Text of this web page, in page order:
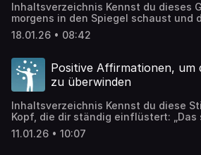
Inhaltsverzeichnis Kennst du dieses
morgens in den Spiegel schaust und
eigenen Körper fremd fühlst?
unzählige Diäten ausprobiert, die alle
„Gesund abnehmen” bedeutet nicht,
bekämpfen, sondern ihn liebevoll zu
diesem Artikel […]
18.01.26 • 08:42
Positive Affirmationen, um
zu überwinden
Inhaltsverzeichnis Kennst du diese
Kopf, die dir ständig einflüstert: „Das
Die dich klein hält, obwohl du
möchtest? Selbstzweifel zu
11.01.26 • 10:07